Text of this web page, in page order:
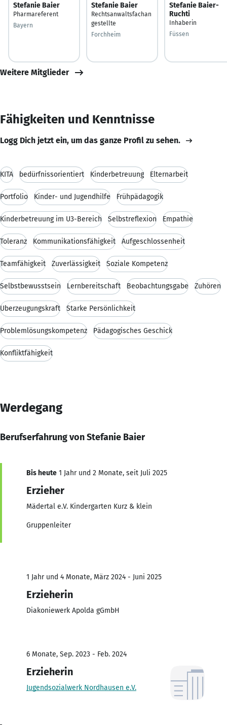
Stefanie Baier
Pharmareferent
Bayern
Stefanie Baier
Rechtsanwaltsfachan
gestellte
Forchheim
Stefanie Baier-
Ruchti
Inhaberin
Füssen
Weitere Mitglieder
Fähigkeiten und Kenntnisse
Logg Dich jetzt ein, um das ganze Profil zu sehen.
KITA bedürfnissorientiert Kinderbetreuung Elternarbeit
Portfolio Kinder- und Jugendhilfe Frühpädagogik
Kinderbetreuung im U3-Bereich Selbstreflexion Empathie
Toleranz Kommunikationsfähigkeit Aufgeschlossenheit
Teamfähigkeit Zuverlässigkeit Soziale Kompetenz
Selbstbewusstsein Lernbereitschaft Beobachtungsgabe Zuhören
Überzeugungskraft Starke Persönlichkeit
Problemlösungskompetenz Pädagogisches Geschick
Konfliktfähigkeit
Werdegang
Berufserfahrung von Stefanie Baier
Bis heute 1 Jahr und 2 Monate, seit Juli 2025
Erzieher
Mädertal e.V. Kindergarten Kurz & klein
Gruppenleiter
1 Jahr und 4 Monate, März 2024 - Juni 2025
Erzieherin
Diakoniewerk Apolda gGmbH
6 Monate, Sep. 2023 - Feb. 2024
Erzieherin
Jugendsozialwerk Nordhausen e.V.